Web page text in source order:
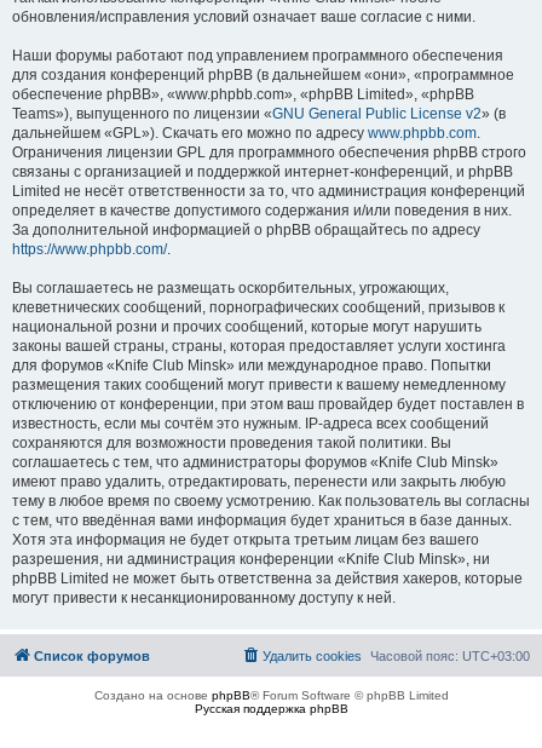
обновления/исправления условий означает ваше согласие с ними.
Наши форумы работают под управлением программного обеспечения
для создания конференций phpBB (в дальнейшем «они», «программное
обеспечение phpBB», «www.phpbb.com», «phpBB Limited», «phpBB
Teams»), выпущенного по лицензии «GNU General Public License v2» (в
дальнейшем «GPL»). Скачать его можно по адресу www.phpbb.com.
Ограничения лицензии GPL для программного обеспечения phpBB строго
связаны с организацией и поддержкой интернет-конференций, и phpBB
Limited не несёт ответственности за то, что администрация конференций
определяет в качестве допустимого содержания и/или поведения в них.
За дополнительной информацией о phpBB обращайтесь по адресу
https://www.phpbb.com/.
Вы соглашаетесь не размещать оскорбительных, угрожающих,
клеветнических сообщений, порнографических сообщений, призывов к
национальной розни и прочих сообщений, которые могут нарушить
законы вашей страны, страны, которая предоставляет услуги хостинга
для форумов «Knife Club Minsk» или международное право. Попытки
размещения таких сообщений могут привести к вашему немедленному
отключению от конференции, при этом ваш провайдер будет поставлен в
известность, если мы сочтём это нужным. IP-адреса всех сообщений
сохраняются для возможности проведения такой политики. Вы
соглашаетесь с тем, что администраторы форумов «Knife Club Minsk»
имеют право удалить, отредактировать, перенести или закрыть любую
тему в любое время по своему усмотрению. Как пользователь вы согласны
с тем, что введённая вами информация будет храниться в базе данных.
Хотя эта информация не будет открыта третьим лицам без вашего
разрешения, ни администрация конференции «Knife Club Minsk», ни
phpBB Limited не может быть ответственна за действия хакеров, которые
могут привести к несанкционированному доступу к ней.
Список форумов Часовой пояс: UTC+03:00
Удалить cookies
Создано на основе phpBB® Forum Software © phpBB Limited
Русская поддержка phpBB